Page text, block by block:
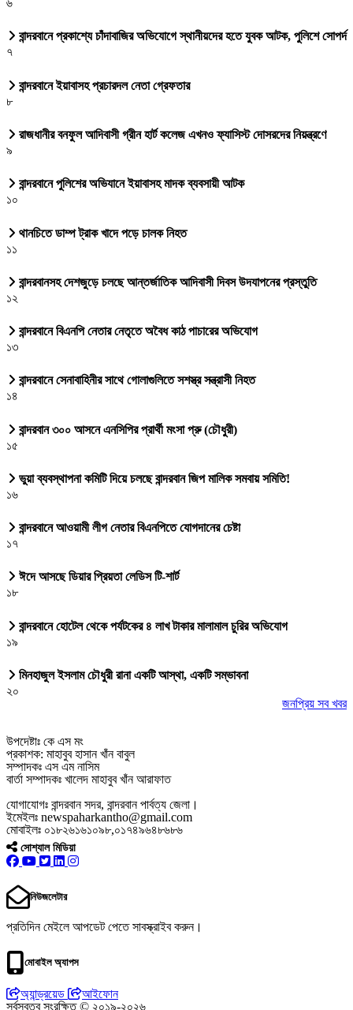
৬
বান্দরবানে প্রকাশ্যে চাঁদাবাজির অভিযোগে স্থানীয়দের হতে যুবক আটক, পুলিশে সোপর্দ
৭
বান্দরবানে ইয়াবাসহ প্রচারদল নেতা গ্রেফতার
৮
রাজধানীর বনফুল আদিবাসী গ্রীন হার্ট কলেজ এখনও ফ্যাসিস্ট দোসরদের নিয়ন্ত্রণে
৯
বান্দরবানে পুলিশের অভিযানে ইয়াবাসহ মাদক ব্যবসায়ী আটক
১০
থানচিতে ডাম্প ট্রাক খাদে পড়ে চালক নিহত
১১
বান্দরবানসহ দেশজুড়ে চলছে আন্তর্জাতিক আদিবাসী দিবস উদযাপনের প্রস্তুতি
১২
বান্দরবানে বিএনপি নেতার নেতৃতে অবৈধ কাঠ পাচারের অভিযোগ
১৩
বান্দরবানে সেনাবাহিনীর সাথে গোলাগুলিতে সশস্ত্র সন্ত্রাসী নিহত
১৪
বান্দরবান ৩০০ আসনে এনসিপির প্রার্থী মংসা প্রু (চৌধুরী)
১৫
ভুয়া ব্যবস্থাপনা কমিটি দিয়ে চলছে বান্দরবান জিপ মালিক সমবায় সমিতি!
১৬
বান্দরবানে আওয়ামী লীগ নেতার বিএনপিতে যোগদানের চেষ্টা
১৭
ঈদে আসছে ডিয়ার প্রিয়তা লেডিস টি-শার্ট
১৮
বান্দরবানে হোটেল থেকে পর্যটকের ৪ লাখ টাকার মালামাল চুরির অভিযোগ
১৯
মিনহাজুল ইসলাম চৌধুরী রানা একটি আস্থা, একটি সম্ভাবনা
২০
জনপ্রিয় সব খবর
উপদেষ্টাঃ কে এস মং
প্রকাশক: মাহাবুব হাসান খাঁন বাবুল
সম্পাদকঃ এস এম নাসিম
বার্তা সম্পাদকঃ খালেদ মাহাবুব খাঁন আরাফাত
যোগাযোগঃ বান্দরবান সদর, বান্দরবান পার্বত্য জেলা।
ইমেইলঃ newspaharkantho@gmail.com
মোবাইলঃ ০১৮২৬১৬১০৯৮,০১৭৪৯৬৪৮৬৮৬
সোশ্যাল মিডিয়া
নিউজলেটার
প্রতিদিন মেইলে আপডেট পেতে সাবস্ক্রাইব করুন।
মোবাইল অ্যাপস
অ্যান্ড্রয়েড
আইফোন
সর্বস্বত্ব সংরক্ষিত © ২০১৯-২০২৬